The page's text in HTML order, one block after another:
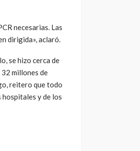
necesarias. Las
dirigida», aclaró.
se hizo cerca de
millones de
reitero que todo
y de los